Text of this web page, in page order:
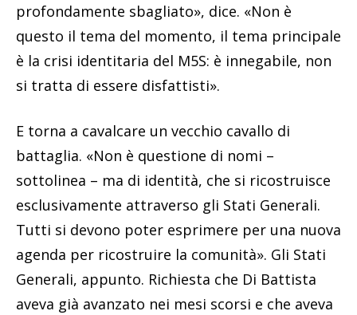
profondamente sbagliato», dice. «Non è
questo il tema del momento, il tema principale
è la crisi identitaria del M5S: è innegabile, non
si tratta di essere disfattisti».
E torna a cavalcare un vecchio cavallo di
battaglia. «Non è questione di nomi –
sottolinea – ma di identità, che si ricostruisce
esclusivamente attraverso gli Stati Generali.
Tutti si devono poter esprimere per una nuova
agenda per ricostruire la comunità». Gli Stati
Generali, appunto. Richiesta che Di Battista
aveva già avanzato nei mesi scorsi e che aveva